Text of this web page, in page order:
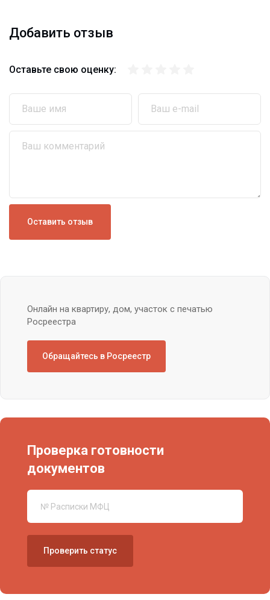
Добавить отзыв
Оставьте свою оценку:
Ваше имя Ваш e-mail
Ваш комментарий
Оставить отзыв
Онлайн на квартиру, дом, участок с печатью
Росреестра
Обращайтесь в Росреестр
Проверка готовности
документов
№ Расписки МФЦ
Проверить статус